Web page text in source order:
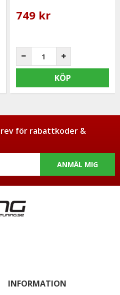
749 kr
KÖP
för rabattkoder &
ANMÄL MIG
INFORMATION